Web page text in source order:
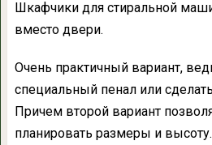
Шкафчики для стиральной
вместо двери.
Очень практичный вариант,
специальный пенал или
Причем второй вариант
планировать размеры и